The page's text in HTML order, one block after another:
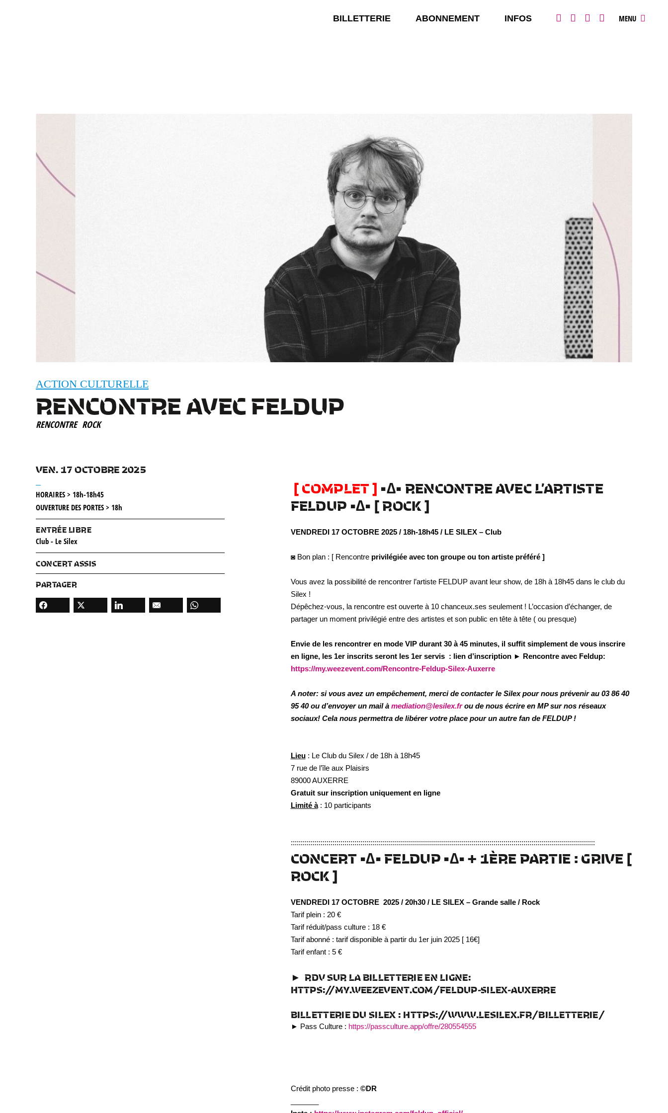
MENU
BILLETTERIE ABONNEMENT INFOS
ACTION CULTURELLE
RENCONTRE AVEC FELDUP
RENCONTRE ROCK
VEN. 17 OCTOBRE 2025
HORAIRES > 18h-18h45
OUVERTURE DES PORTES > 18h
ENTRÉE LIBRE
Club - Le Silex
CONCERT ASSIS
PARTAGER
[ COMPLET ] •∆• RENCONTRE AVEC L’ARTISTE
FELDUP •∆• [ ROCK ]
VENDREDI 17 OCTOBRE 2025 / 18h-18h45 / LE SILEX – Club
◙ Bon plan : [ Rencontre privilégiée avec ton groupe ou ton artiste préféré ]
Vous avez la possibilité de rencontrer l’artiste FELDUP avant leur show, de 18h à 18h45 dans le club du
Silex !
Dépêchez-vous, la rencontre est ouverte à 10 chanceux.ses seulement ! L’occasion d’échanger, de
partager un moment privilégié entre des artistes et son public en tête à tête ( ou presque)
Envie de les rencontrer en mode VIP durant 30 à 45 minutes, il suffit simplement de vous inscrire
en ligne, les 1er inscrits seront les 1er servis : lien d’inscription ► Rencontre avec Feldup:
https://my.weezevent.com/Rencontre-Feldup-Silex-Auxerre
A noter: si vous avez un empêchement, merci de contacter le Silex pour nous prévenir au 03 86 40
95 40 ou d’envoyer un mail à mediation@lesilex.frou de nous écrire en MP sur nos réseaux
sociaux! Cela nous permettra de libérer votre place pour un autre fan de FELDUP !
Lieu: Le Club du Silex / de 18h à 18h45
7 rue de l’île aux Plaisirs
89000 AUXERRE
Gratuit sur inscription uniquement en ligne
Limité à: 10 participants
:::::::::::::::::::::::::::::::::::::::::::::::::::::::::::::::::::::::::::::::::::::::::::::::::::::::::::::::::::::::::::::::::::::::::::::::::::::::::
CONCERT•∆• FELDUP•∆• + 1ÈRE PARTIE : GRIVE[
ROCK ]
VENDREDI 17 OCTOBRE 2025 / 20h30 / LE SILEX – Grande salle / Rock
Tarif plein : 20 €
Tarif réduit/pass culture : 18 €
Tarif abonné : tarif disponible à partir du 1er juin 2025 [ 16€]
Tarif enfant : 5 €
► RDV SUR LA BILLETTERIE EN LIGNE:
HTTPS://MY.WEEZEVENT.COM/FELDUP-SILEX-AUXERRE
BILLETTERIE DU SILEX : HTTPS://WWW.LESILEX.FR/BILLETTERIE/
► Pass Culture : https://passculture.app/offre/280554555
Crédit photo presse : ©DR